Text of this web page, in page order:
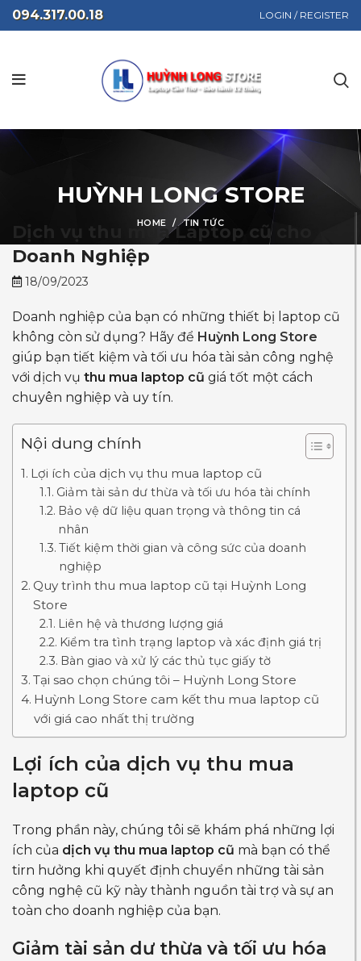
094.317.00.18 LOGIN / REGISTER
HUỲNH LONG STORE
HOME TIN TỨC
Dịch vụ thu mua Laptop cũ cho
Doanh Nghiệp
18/09/2023
Doanh nghiệp của bạn có những thiết bị laptop cũ
không còn sử dụng? Hãy để Huỳnh Long Store
giúp bạn tiết kiệm và tối ưu hóa tài sản công nghệ
với dịch vụ thu mua laptop cũ giá tốt một cách
chuyên nghiệp và uy tín.
Nội dung chính
Lợi ích của dịch vụ thu mua laptop cũ
Giảm tài sản dư thừa và tối ưu hóa tài chính
Bảo vệ dữ liệu quan trọng và thông tin cá
nhân
Tiết kiệm thời gian và công sức của doanh
nghiệp
Quy trình thu mua laptop cũ tại Huỳnh Long
Store
Liên hệ và thương lượng giá
Kiểm tra tình trạng laptop và xác định giá trị
Bàn giao và xử lý các thủ tục giấy tờ
Tại sao chọn chúng tôi – Huỳnh Long Store
Huỳnh Long Store cam kết thu mua laptop cũ
với giá cao nhất thị trường
Lợi ích của dịch vụ thu mua
laptop cũ
Trong phần này, chúng tôi sẽ khám phá những lợi
ích của dịch vụ thu mua laptop cũ mà bạn có thể
tirn hưởng khi quyết định chuyển những tài sản
công nghệ cũ kỹ này thành nguồn tài trợ và sự an
toàn cho doanh nghiệp của bạn.
Giảm tài sản dư thừa và tối ưu hóa